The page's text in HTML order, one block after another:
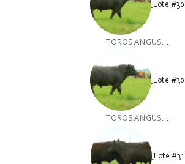
Lote #30
TOROS ANGUS...
Lote #30
TOROS ANGUS...
Lote #31